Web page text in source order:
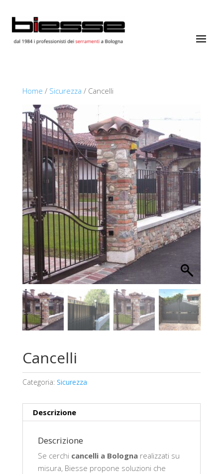
Home / Sicurezza / Cancelli
Cancelli
Categoria: Sicurezza
Descrizione
Descrizione
Se cerchi cancelli a Bolognarealizzati su
misura, Biesse propone soluzioni che